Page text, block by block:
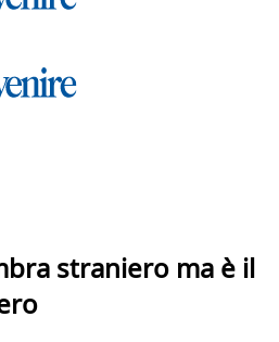
straniero ma è il